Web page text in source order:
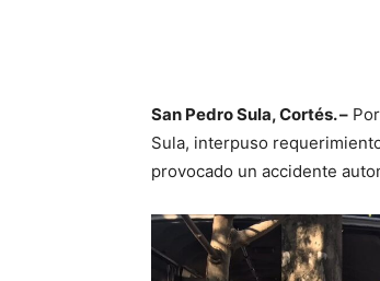
San Pedro Sula, Cortés. –
Sula, interpuso
provocado un accidente